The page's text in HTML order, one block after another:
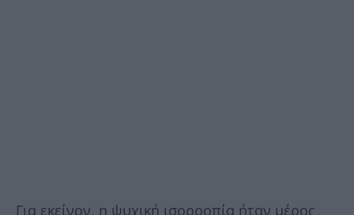
Για εκείνον, η ψυχική ισορροπία ήταν μέρος